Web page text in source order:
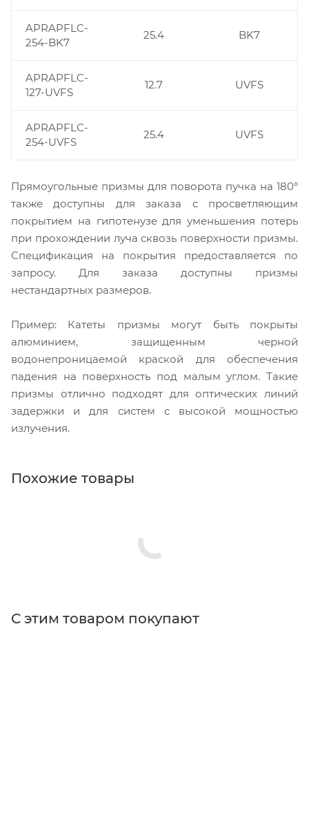
APRAPFLC-
254-BK7
25.4 BK7
APRAPFLC-
127-UVFS
12.7 UVFS
APRAPFLC-
254-UVFS
25.4 UVFS
Прямоугольные призмы для поворота пучка на 180°
также доступны для заказа с просветляющим
покрытием на гипотенузе для уменьшения потерь
при прохождении луча сквозь поверхности призмы.
Спецификация на покрытия предоставляется по
запросу. Для заказа доступны призмы
нестандартных размеров.
Пример: Катеты призмы могут быть покрыты
алюминием, защищенным черной
водонепроницаемой краской для обеспечения
падения на поверхность под малым углом. Такие
призмы отлично подходят для оптических линий
задержки и для систем с высокой мощностью
излучения.
Похожие товары
С этим товаром покупают